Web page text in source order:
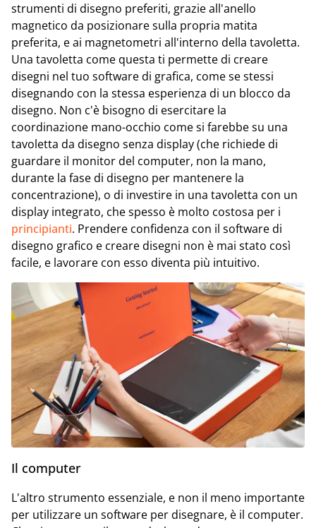
strumenti di disegno preferiti, grazie all'anello
magnetico da posizionare sulla propria matita
preferita, e ai magnetometri all'interno della tavoletta.
Una tavoletta come questa ti permette di creare
disegni nel tuo software di grafica, come se stessi
disegnando con la stessa esperienza di un blocco da
disegno. Non c'è bisogno di esercitare la
coordinazione mano-occhio come si farebbe su una
tavoletta da disegno senza display (che richiede di
guardare il monitor del computer, non la mano,
durante la fase di disegno per mantenere la
concentrazione), o di investire in una tavoletta con un
display integrato, che spesso è molto costosa per i
principianti. Prendere confidenza con il software di
disegno grafico e creare disegni non è mai stato così
facile, e lavorare con esso diventa più intuitivo.
Il computer
L'altro strumento essenziale, e non il meno importante
per utilizzare un software per disegnare, è il computer.